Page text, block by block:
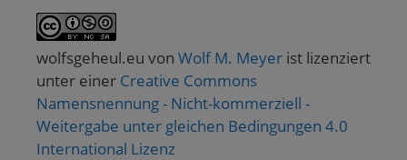
wolfsgeheul.eu von Wolf M. Meyer ist lizenziert
unter einer Creative Commons
Namensnennung - Nicht-kommerziell -
Weitergabe unter gleichen Bedingungen 4.0
International Lizenz